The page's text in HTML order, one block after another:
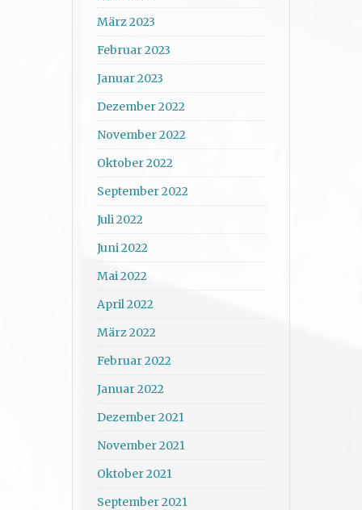
März 2023
Februar 2023
Januar 2023
Dezember 2022
November 2022
Oktober 2022
September 2022
Juli 2022
Juni 2022
Mai 2022
April 2022
März 2022
Februar 2022
Januar 2022
Dezember 2021
November 2021
Oktober 2021
September 2021